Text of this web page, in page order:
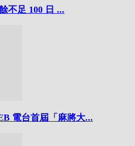
不足 100 日 ...
電台首屆「麻將大...